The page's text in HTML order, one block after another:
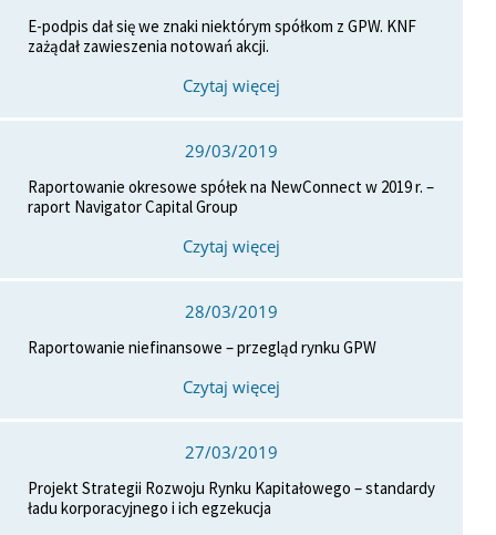
E-podpis dał się we znaki niektórym spółkom z GPW. KNF
zażądał zawieszenia notowań akcji.
Czytaj więcej
29/03/2019
Raportowanie okresowe spółek na NewConnect w 2019 r. –
raport Navigator Capital Group
Czytaj więcej
28/03/2019
Raportowanie niefinansowe – przegląd rynku GPW
Czytaj więcej
27/03/2019
Projekt Strategii Rozwoju Rynku Kapitałowego – standardy
ładu korporacyjnego i ich egzekucja